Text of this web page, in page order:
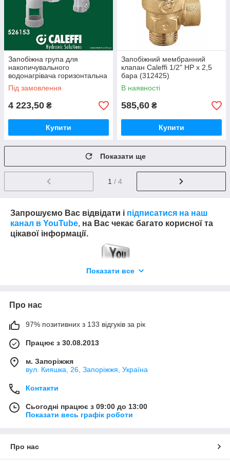
Запобіжна група для
накопичувального
водонагрівача горизонтальна
3/4" Caleffi 526153
Під замовлення
4 223,50 ₴
Купити
Запобіжний мембранний
клапан Caleffi 1/2" НР x 2,5
бара (312425)
В наявності
585,60 ₴
Купити
Показати ще
1 / 4
Запрошуємо Вас відвідати і підписатися на наш
канал в YouTube, на Вас чекає багато корисної та
цікавої інформації.
Показати все
Про нас
97% позитивних з 133 відгуків за рік
Працює з 30.08.2013
м. Запоріжжя
вул. Кияшка, 26, Запоріжжя, Україна
Контакти
Сьогодні працює з 09:00 до 13:00
Показати весь графік роботи
Про нас